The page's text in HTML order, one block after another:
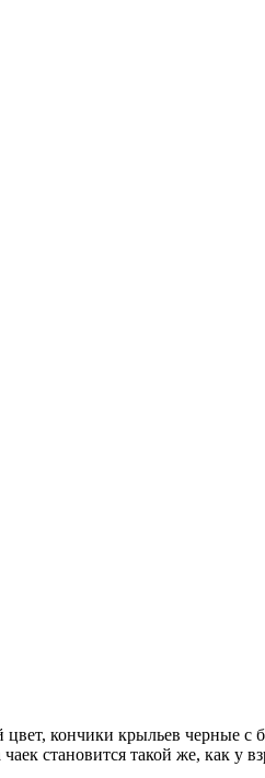
цвет, кончики крыльев черные
становится такой же, как у